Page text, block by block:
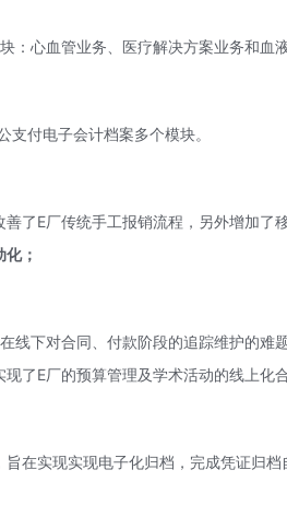
：心血管业务、医疗解决方案业务和血
付电子会计档案多个模块。
了E厂传统手工报销流程，另外增加了
；
线下对合同、付款阶段的追踪维护的难
了E厂的预算管理及学术活动的线上化
在实现实现电子化归档，完成凭证归